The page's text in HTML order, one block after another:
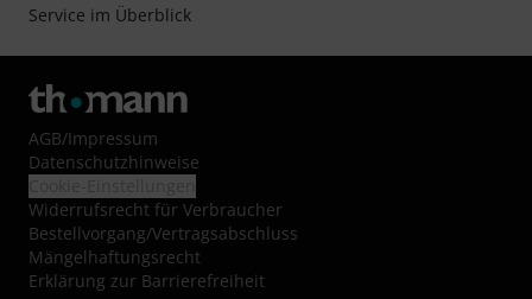
Service im Überblick
AGB/Impressum
Datenschutzhinweise
Widerrufsrecht für Verbraucher
Bestellvorgang/Vertragsabschluss
Mängelhaftungsrecht
Erklärung zur Barrierefreiheit